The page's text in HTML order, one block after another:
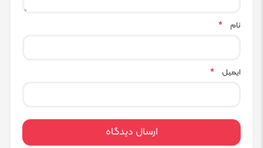
نام *
ایمیل *